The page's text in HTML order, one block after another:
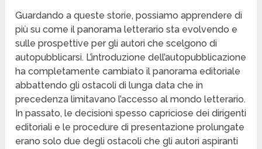
Guardando a queste storie, possiamo apprendere di
più su come il panorama letterario sta evolvendo e
sulle prospettive per gli autori che scelgono di
autopubblicarsi. L’introduzione dell’autopubblicazione
ha completamente cambiato il panorama editoriale
abbattendo gli ostacoli di lunga data che in
precedenza limitavano l’accesso al mondo letterario.
In passato, le decisioni spesso capriciose dei dirigenti
editoriali e le procedure di presentazione prolungate
erano solo due degli ostacoli che gli autori aspiranti